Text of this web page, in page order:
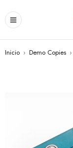
Inicio › Demo Copies ›